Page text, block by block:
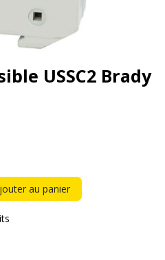
USSC2 Brady
au panier